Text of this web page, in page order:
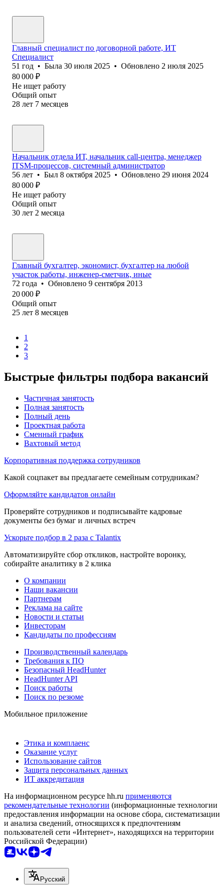
Главный специалист по договорной работе, ИТ
Специалист
51 год • Была 30 июля 2025 • Обновлено 2 июля 2025
80 000 ₽
Не ищет работу
Общий опыт
28 лет 7 месяцев
Начальник отдела ИТ, начальник call-центра, менеджер
ITSM-процессов, системный администратор
56 лет • Был 8 октября 2025 • Обновлено 29 июня 2024
80 000 ₽
Не ищет работу
Общий опыт
30 лет 2 месяца
Главный бухгалтер, экономист, бухгалтер на любой
участок работы, инженер-сметчик, иные
72 года • Обновлено 9 сентября 2013
20 000 ₽
Общий опыт
25 лет 8 месяцев
1
2
3
Быстрые фильтры подбора вакансий
Частичная занятость
Полная занятость
Полный день
Проектная работа
Сменный график
Вахтовый метод
Корпоративная поддержка сотрудников
Какой соцпакет вы предлагаете семейным сотрудникам?
Оформляйте кандидатов онлайн
Проверяйте сотрудников и подписывайте кадровые
документы без бумаг и личных встреч
Ускорьте подбор в 2 раза с Talantix
Автоматизируйте сбор откликов, настройте воронку,
собирайте аналитику в 2 клика
О компании
Наши вакансии
Партнерам
Реклама на сайте
Новости и статьи
Инвесторам
Кандидаты по профессиям
Производственный календарь
Требования к ПО
Безопасный HeadHunter
HeadHunter API
Поиск работы
Поиск по резюме
Мобильное приложение
Этика и комплаенс
Оказание услуг
Использование сайтов
Защита персональных данных
ИТ аккредитация
На информационном ресурсе hh.ru применяются
рекомендательные технологии (информационные технологии
предоставления информации на основе сбора, систематизации
и анализа сведений, относящихся к предпочтениям
пользователей сети «Интернет», находящихся на территории
Российской Федерации)
Русский